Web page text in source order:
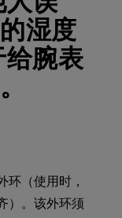
湿度
给腕表
环（使用时，
）。该外环须